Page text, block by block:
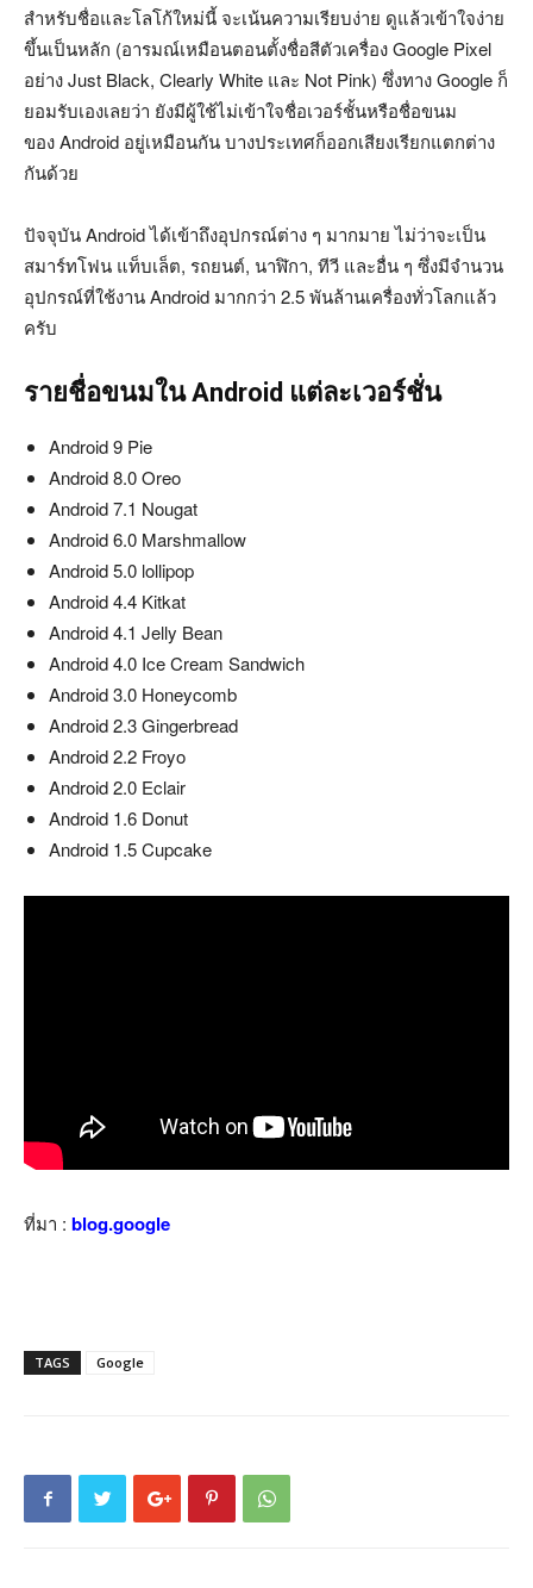
สำหรับชื่อและโลโก้ใหม่นี้ จะเน้นความเรียบง่าย ดูแล้วเข้าใจง่าย
ขึ้นเป็นหลัก (อารมณ์เหมือนตอนตั้งชื่อสีตัวเครื่อง Google Pixel
อย่าง Just Black, Clearly White และ Not Pink) ซึ่งทาง Google ก็
ยอมรับเองเลยว่า ยังมีผู้ใช้ไม่เข้าใจชื่อเวอร์ชั้นหรือชื่อขนม
ของ Android อยู่เหมือนกัน บางประเทศก็ออกเสียงเรียกแตกต่าง
กันด้วย
ปัจจุบัน Android ได้เข้าถึงอุปกรณ์ต่าง ๆ มากมาย ไม่ว่าจะเป็น
สมาร์ทโฟน แท็บเล็ต, รถยนต์, นาฬิกา, ทีวี และอื่น ๆ ซึ่งมีจำนวน
อุปกรณ์ที่ใช้งาน Android มากกว่า 2.5 พันล้านเครื่องทั่วโลกแล้ว
ครับ
รายชื่อขนมใน Android แต่ละเวอร์ชั่น
Android 9 Pie
Android 8.0 Oreo
Android 7.1 Nougat
Android 6.0 Marshmallow
Android 5.0 lollipop
Android 4.4 Kitkat
Android 4.1 Jelly Bean
Android 4.0 Ice Cream Sandwich
Android 3.0 Honeycomb
Android 2.3 Gingerbread
Android 2.2 Froyo
Android 2.0 Eclair
Android 1.6 Donut
Android 1.5 Cupcake
ที่มา : blog.google
TAGS Google